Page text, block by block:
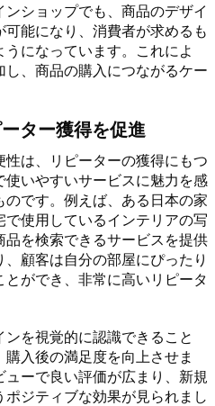
ショップでも、商品のデザイ
能になり、消費者が求めるも
になっています。これによ
、商品の購入につながるケー
ター獲得を促進
は、リピーターの獲得にもつ
いやすいサービスに魅力を感
です。例えば、ある日本の家
使用しているインテリアの写
を検索できるサービスを提供
顧客は自分の部屋にぴったり
ができ、非常に高いリピータ
を視覚的に認識できること
入後の満足度を向上させま
ーで良い評価が広まり、新規
ジティブな効果が見られまし